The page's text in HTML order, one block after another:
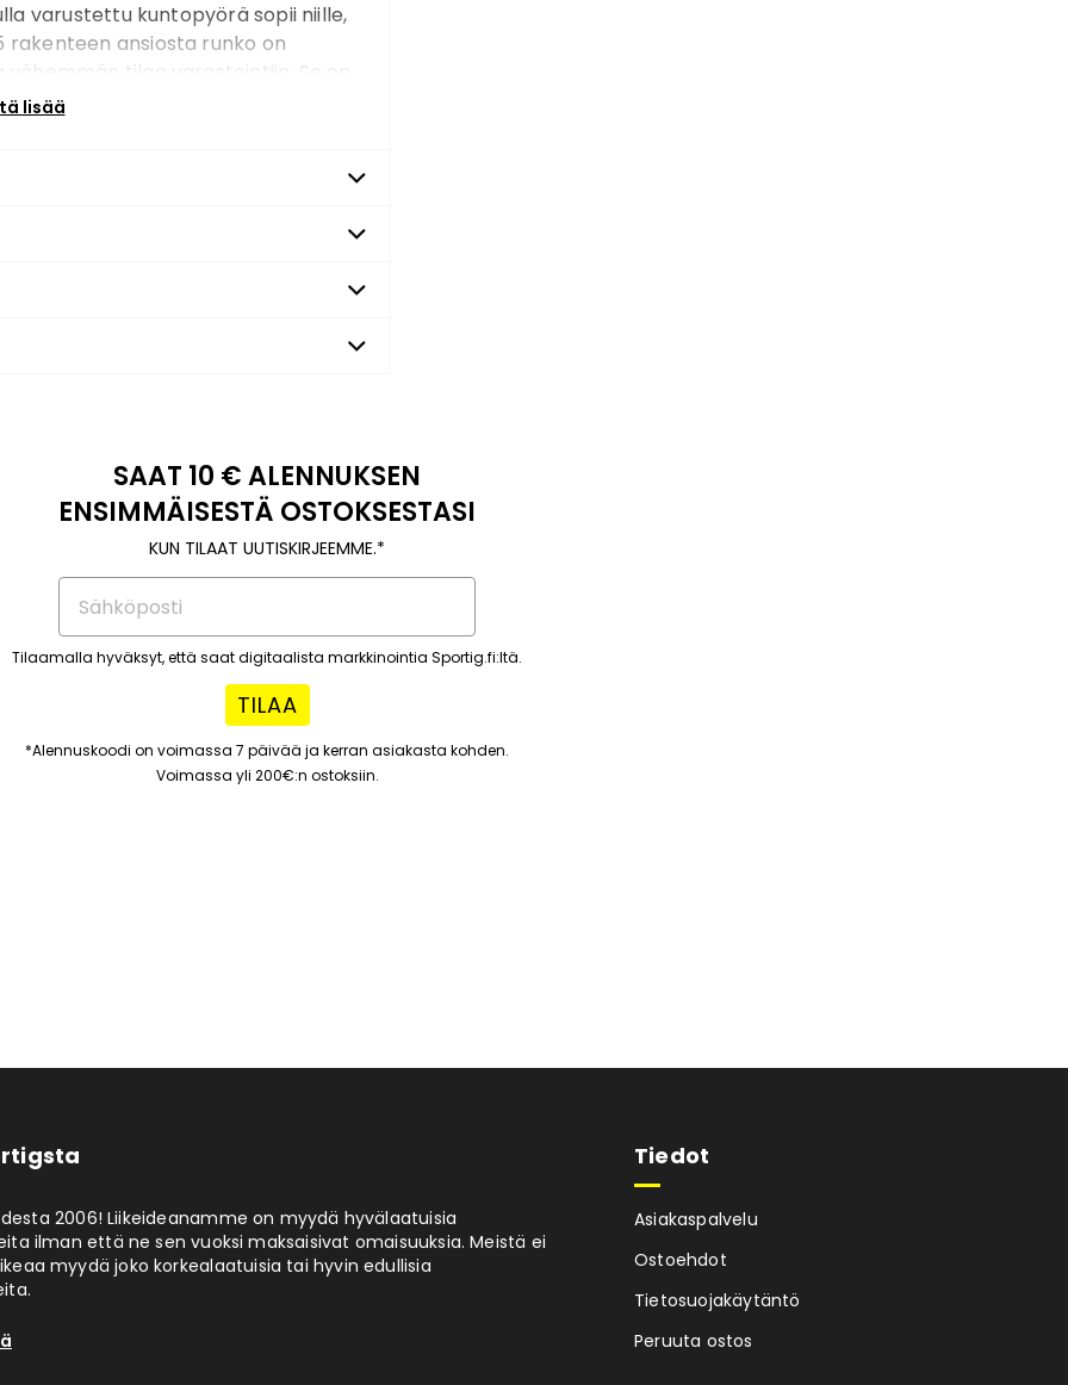
varustettu kuntopyörä sopii niille,
rakenteen ansiosta runko on
tilaa varastointiin. Se on
harjoituksen ajaksi, jonka
ajan, nopeuden, matkan,
lisää
SAAT 10 € ALENNUKSEN
ENSIMMÄISESTÄ OSTOKSESTASI
KUN TILAAT UUTISKIRJEEMME.*
Tilaamalla hyväksyt, että saat digitaalista markkinointia Sportig.fi:ltä.
TILAA
*Alennuskoodi on voimassa 7 päivää ja kerran asiakasta kohden.
Voimassa yli 200€:n ostoksiin.
2006! Liikeideanamme on myydä hyvälaatuisia
ilman että ne sen vuoksi maksaisivat omaisuuksia. Meistä ei
myydä joko korkealaatuisia tai hyvin edullisia
Tiedot
Asiakaspalvelu
Ostoehdot
Tietosuojakäytäntö
Peruuta ostos